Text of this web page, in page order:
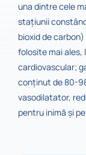
una dintre cele
stațiunii
bioxid de
folosite mai
cardiovascular;
conținut de 80-
vasodilatator,
pentru inimă şi